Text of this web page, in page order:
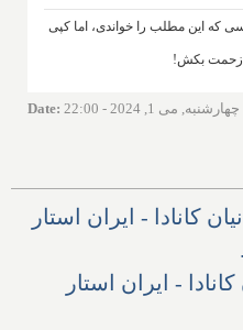
که این مطلب را خواندی، اما کپی
زحمت بکش!
Date: چهارشنبه, می 1, 2024 - 22:00
کانادا - ایران استار
کانادا - ایران استار